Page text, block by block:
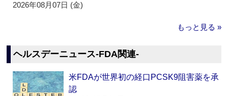
2026年08月07日 (金)
もっと見る »
ヘルスデーニュース‐FDA関連‐
米FDAが世界初の経口PCSK9阻害薬を承
認